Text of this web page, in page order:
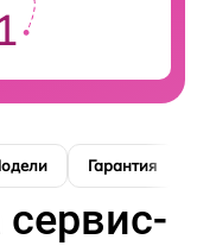
Гарантия